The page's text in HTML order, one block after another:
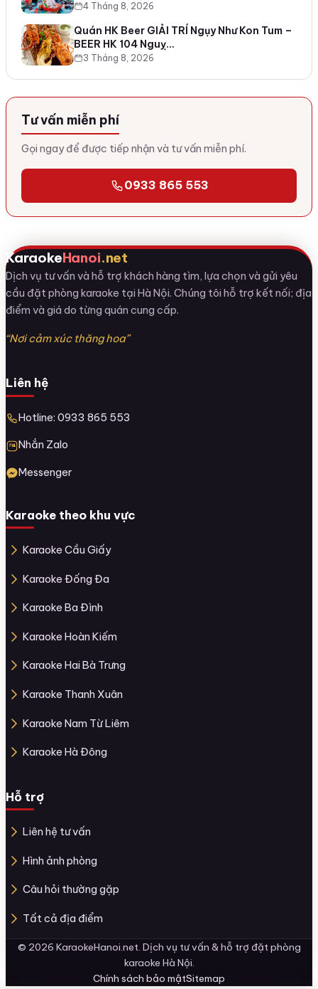
4 Tháng 8, 2026
Quán HK Beer GIẢI TRÍ Ngụy Như Kon Tum –
BEER HK 104 Nguỵ…
3 Tháng 8, 2026
Tư vấn miễn phí
Gọi ngay để được tiếp nhận và tư vấn miễn phí.
0933 865 553
KaraokeHanoi.net
Dịch vụ tư vấn và hỗ trợ khách hàng tìm, lựa chọn và gửi yêu
cầu đặt phòng karaoke tại Hà Nội. Chúng tôi hỗ trợ kết nối; địa
điểm và giá do từng quán cung cấp.
“Nơi cảm xúc thăng hoa”
Liên hệ
Hotline: 0933 865 553
Nhắn Zalo
Messenger
Karaoke theo khu vực
Karaoke Cầu Giấy
Karaoke Đống Đa
Karaoke Ba Đình
Karaoke Hoàn Kiếm
Karaoke Hai Bà Trưng
Karaoke Thanh Xuân
Karaoke Nam Từ Liêm
Karaoke Hà Đông
Hỗ trợ
Liên hệ tư vấn
Hình ảnh phòng
Câu hỏi thường gặp
Tất cả địa điểm
© 2026 KaraokeHanoi.net. Dịch vụ tư vấn & hỗ trợ đặt phòng
karaoke Hà Nội.
Chính sách bảo mậtSitemap